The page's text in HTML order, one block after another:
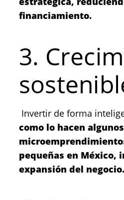
financiamiento.
3.
Invertir de forma
como lo hacen algunos
pequeñas en México,
expansión del negocio.